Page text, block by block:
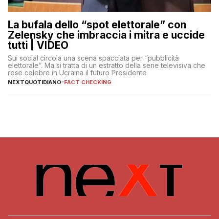
La bufala dello “spot elettorale” con
Zelensky che imbraccia i mitra e uccide
tutti | VIDEO
Sui social circola una scena spacciata per “pubblicità
elettorale”. Ma si tratta di un estratto della serie televisiva che
rese celebre in Ucraina il futuro Presidente
NEXTQUOTIDIANO-FACT CHECKING